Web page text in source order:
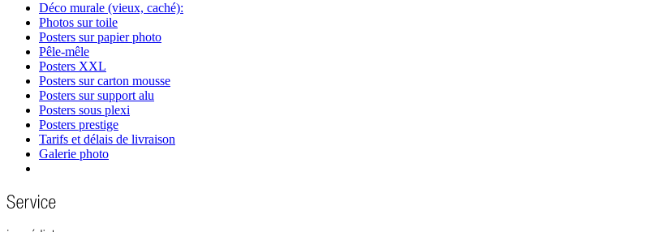
Déco murale (vieux, caché):
Photos sur toile
Posters sur papier photo
Pêle-mêle
Posters XXL
Posters sur carton mousse
Posters sur support alu
Posters sous plexi
Posters prestige
Tarifs et délais de livraison
Galerie photo